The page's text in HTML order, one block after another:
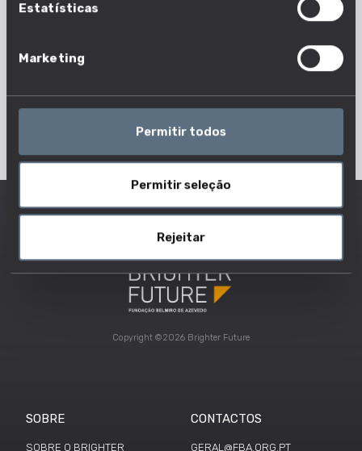
Estatísticas
Marketing
Permitir todos
Permitir seleção
Rejeitar
Copyright ©2026 Brighter Future
SOBRE
SOBRE O BRIGHTER
CONTACTOS
GERAL@FBA.ORG.PT